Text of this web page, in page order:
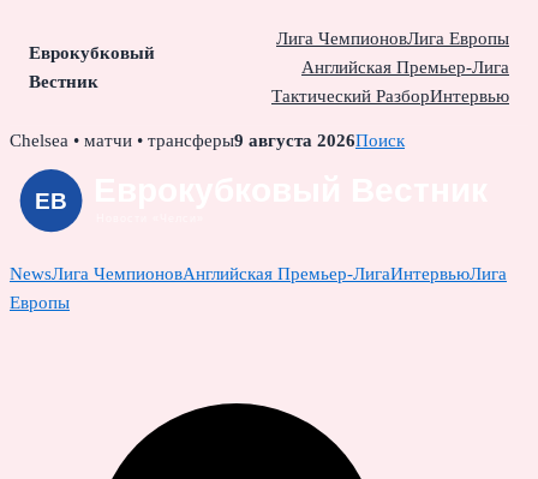
Еврокубковый
Вестник
Лига ЧемпионовЛига Европы
Английская Премьер-Лига
Тактический РазборИнтервью
Skip
content
Chelsea • матчи • трансферы9 августа 2026Поиск
NewsЛига ЧемпионовАнглийская Премьер-ЛигаИнтервьюЛига
Европы